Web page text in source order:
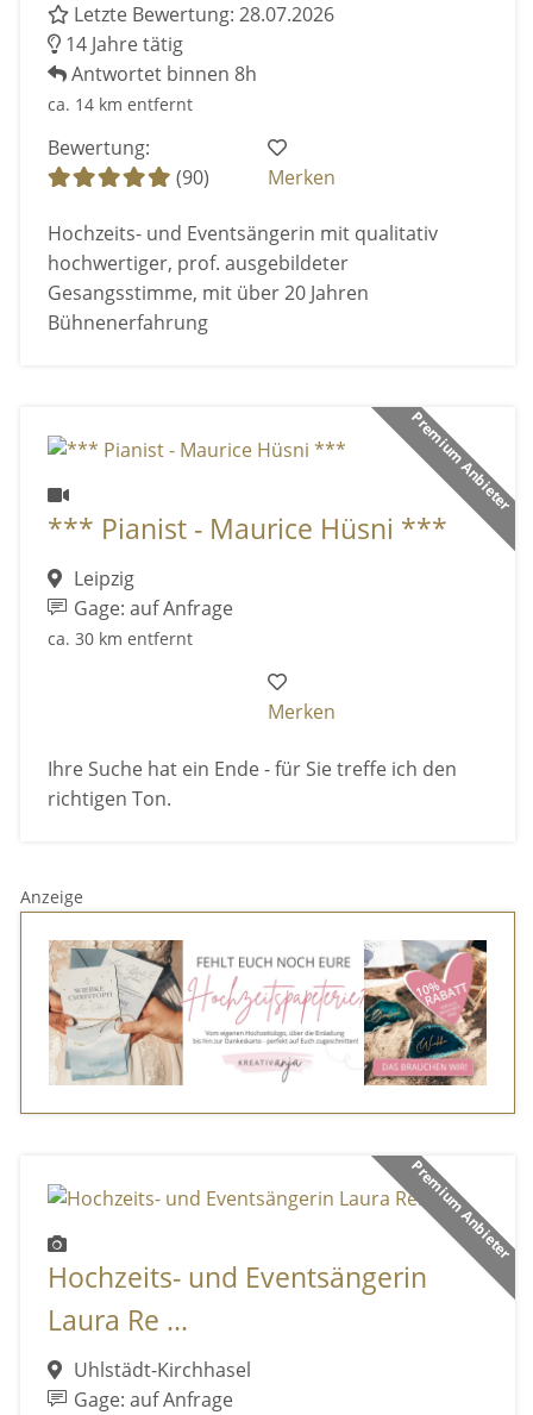
Letzte Bewertung: 28.07.2026
14 Jahre tätig
Antwortet binnen 8h
ca. 14 km entfernt
Bewertung:
(90)
Merken
Hochzeits- und Eventsängerin mit qualitativ
hochwertiger, prof. ausgebildeter
Gesangsstimme, mit über 20 Jahren
Bühnenerfahrung
Premium Anbieter
*** Pianist - Maurice Hüsni ***
Leipzig
Gage: auf Anfrage
ca. 30 km entfernt
Merken
Ihre Suche hat ein Ende - für Sie treffe ich den
richtigen Ton.
Anzeige
Premium Anbieter
Hochzeits- und Eventsängerin
Laura Re ...
Uhlstädt-Kirchhasel
Gage: auf Anfrage